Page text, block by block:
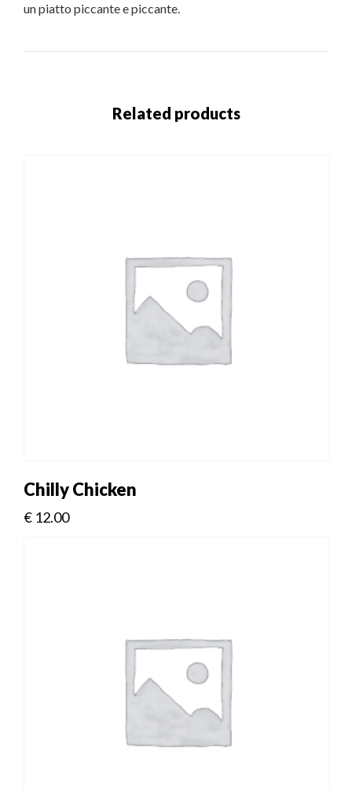
un piatto piccante e piccante.
Related products
Chilly Chicken
€ 12.00